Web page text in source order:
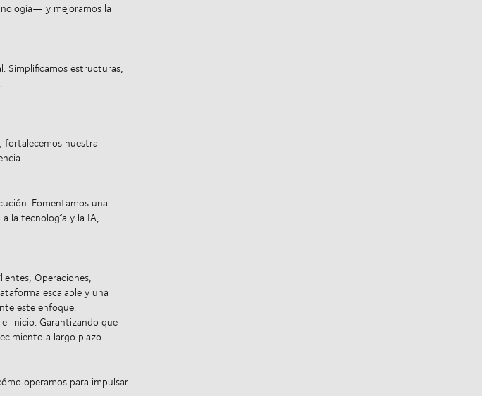
y mejoramos la
Simplificamos estructuras,
fortalecemos nuestra
Fomentamos una
la tecnología y la IA,
Operaciones,
escalable y una
este enfoque.
inicio. Garantizando que
a largo plazo.
operamos para impulsar